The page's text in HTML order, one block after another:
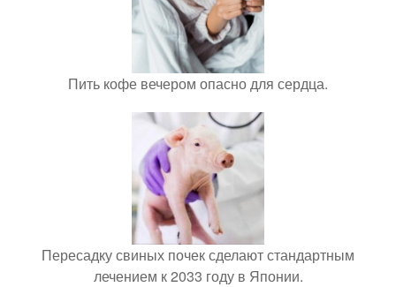
Пить кофе вечером опасно для сердца.
Пересадку свиных почек сделают стандартным
лечением к 2033 году в Японии.